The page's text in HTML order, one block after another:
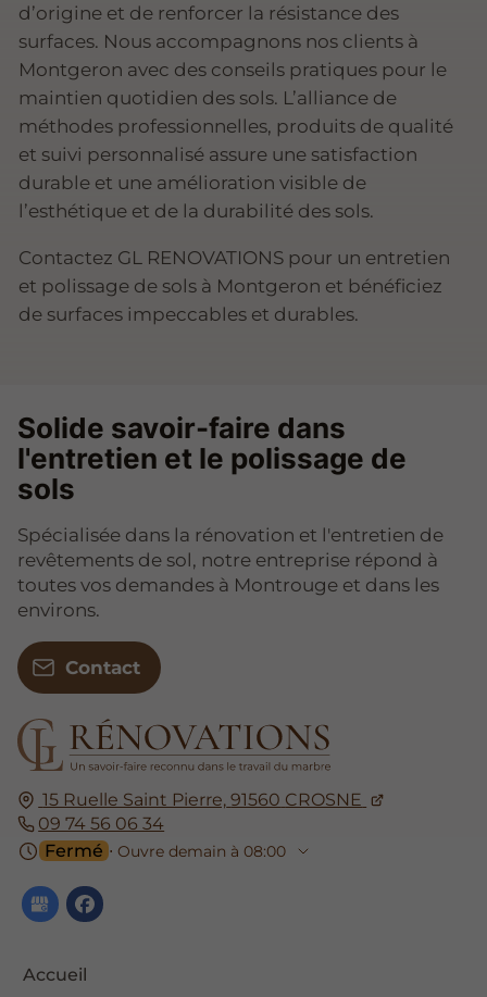
d’origine et de renforcer la résistance des
surfaces. Nous accompagnons nos clients à
Montgeron avec des conseils pratiques pour le
maintien quotidien des sols. L’alliance de
méthodes professionnelles, produits de qualité
et suivi personnalisé assure une satisfaction
durable et une amélioration visible de
l’esthétique et de la durabilité des sols.
Contactez GL RENOVATIONS pour un entretien
et polissage de sols à Montgeron et bénéficiez
de surfaces impeccables et durables.
15 Ruelle Saint Pierre, 91560 CROSNE
09 74 56 06 34
Fermé ⋅ Ouvre demain à 08:00
Accueil
Solide savoir-faire dans
l'entretien et le polissage de
sols
Spécialisée dans la rénovation et l'entretien de
revêtements de sol, notre entreprise répond à
toutes vos demandes à Montrouge et dans les
environs.
Contact